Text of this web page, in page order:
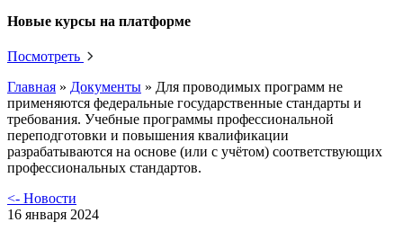
Новые курсы на платформе
Посмотреть
Главная » Документы » Для проводимых программ не
применяются федеральные государственные стандарты и
требования. Учебные программы профессиональной
переподготовки и повышения квалификации
разрабатываются на основе (или с учётом) соответствующих
профессиональных стандартов.
<- Новости
16 января 2024